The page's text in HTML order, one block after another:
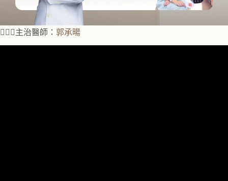
👨🏻‍⚕️主治醫師： 郭承暘